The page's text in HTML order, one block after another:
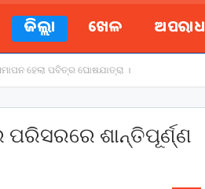
ଜିଲ୍ଲା ଖେଳ ଅପରାଧ
ହେଲା ପବିତ୍ର ଘୋଷଯାତ୍ରା ।
ପରିସରରେ ଶାନ୍ତିପୂର୍ଣ୍ଣ